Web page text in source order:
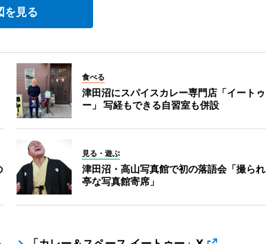
を見る
食べる
津田沼にスパイスカレー専門店「イートゥ
ー」 写経もできる自習室も併設
見る・遊ぶ
津田沼・高山写真館で初の落語会「撮られ
亭な写真館寄席」